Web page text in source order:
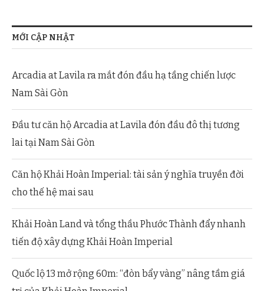
MỚI CẬP NHẬT
Arcadia at Lavila ra mắt đón đầu hạ tầng chiến lược
Nam Sài Gòn
Đầu tư căn hộ Arcadia at Lavila đón đầu đô thị tương
lai tại Nam Sài Gòn
Căn hộ Khải Hoàn Imperial: tài sản ý nghĩa truyền đời
cho thế hệ mai sau
Khải Hoàn Land và tổng thầu Phước Thành đẩy nhanh
tiến độ xây dựng Khải Hoàn Imperial
Quốc lộ 13 mở rộng 60m: “đòn bẩy vàng” nâng tầm giá